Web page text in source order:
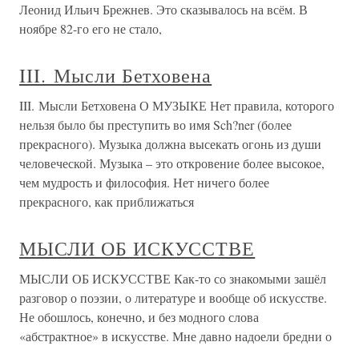
Леонид Ильич Брежнев. Это сказывалось на всём. В
ноябре 82-го его не стало,
III. Мысли Бетховена
III. Мысли Бетховена О МУЗЫКЕ Нет правила, которого
нельзя было бы преступить во имя Sch?ner (более
прекрасного). Музыка должна высекать огонь из души
человеческой. Музыка – это откровение более высокое,
чем мудрость и философия. Нет ничего более
прекрасного, как приближаться
МЫСЛИ ОБ ИСКУССТВЕ
МЫСЛИ ОБ ИСКУССТВЕ Как-то со знакомыми зашёл
разговор о поэзии, о литературе и вообще об искусстве.
Не обошлось, конечно, и без модного слова
«абстрактное» в искусстве. Мне давно надоели бредни о